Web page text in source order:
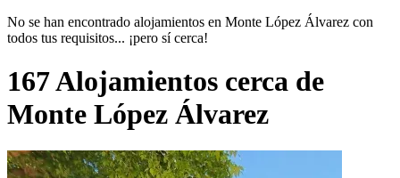
No se han encontrado alojamientos en Monte López Álvarez con
todos tus requisitos... ¡pero sí cerca!
167 Alojamientos cerca de
Monte López Álvarez